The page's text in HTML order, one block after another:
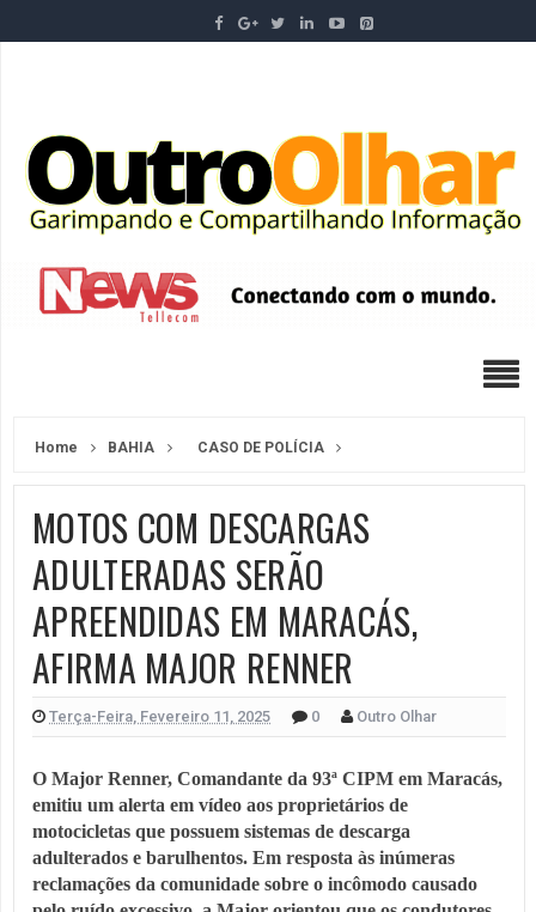
Home BAHIA CASO DE POLÍCIA
MOTOS COM DESCARGAS
ADULTERADAS SERÃO
APREENDIDAS EM MARACÁS,
AFIRMA MAJOR RENNER
Terça-Feira, Fevereiro 11, 2025 0 Outro Olhar
O Major Renner, Comandante da 93ª CIPM em Maracás,
emitiu um alerta em vídeo aos proprietários de
motocicletas que possuem sistemas de descarga
adulterados e barulhentos. Em resposta às inúmeras
reclamações da comunidade sobre o incômodo causado